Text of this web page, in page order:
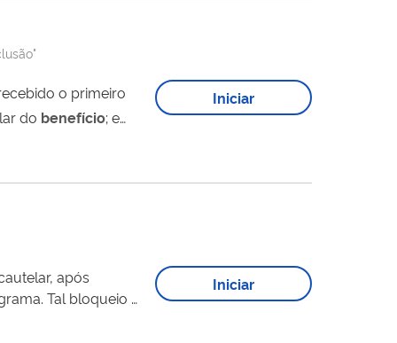
o primeiro
do benefício; e
Iniciar
após
Tal bloqueio é
Iniciar